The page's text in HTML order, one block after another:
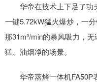
华帝在技术上下足了功
一键5.72kW猛火爆炒，一
那31m³/min的暴风吸力，
猛、油烟净的场景。
华帝蒸烤一体机FA50P